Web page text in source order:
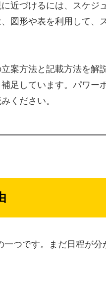
近づけるには、スケジ
図形や表を利用して、
案方法と記載方法を解
足しています。パワー
ください。
つです。まだ日程が分